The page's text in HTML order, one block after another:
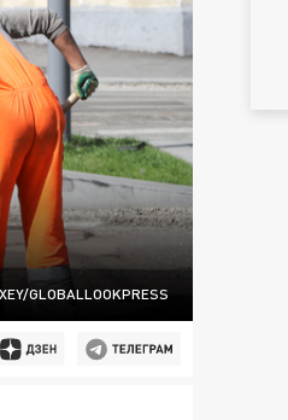
GLOBALLOOKPRESS